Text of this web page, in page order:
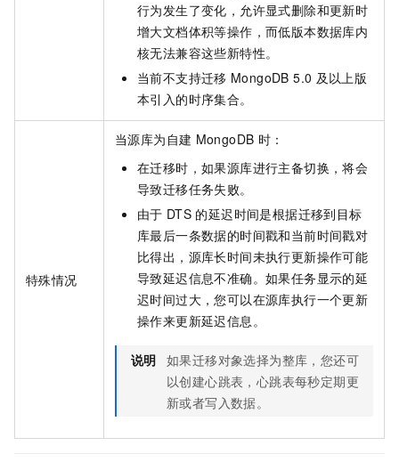
行为发生了变化，允许显式删除和更新时
增大文档体积等操作，而低版本数据库内
核无法兼容这些新特性。
当前不支持迁移 MongoDB 5.0 及以上版
本引入的时序集合。
特殊情况
当源库为自建 MongoDB 时：
在迁移时，如果源库进行主备切换，将会
导致迁移任务失败。
由于 DTS 的延迟时间是根据迁移到目标
库最后一条数据的时间戳和当前时间戳对
比得出，源库长时间未执行更新操作可能
导致延迟信息不准确。如果任务显示的延
迟时间过大，您可以在源库执行一个更新
操作来更新延迟信息。
说明 如果迁移对象选择为整库，您还可
以创建心跳表，心跳表每秒定期更
新或者写入数据。